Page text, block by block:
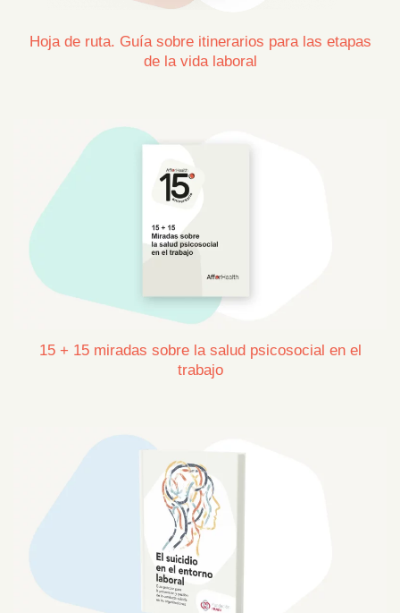
Hoja de ruta. Guía sobre itinerarios para las etapas
de la vida laboral
15 + 15 miradas sobre la salud psicosocial en el
trabajo